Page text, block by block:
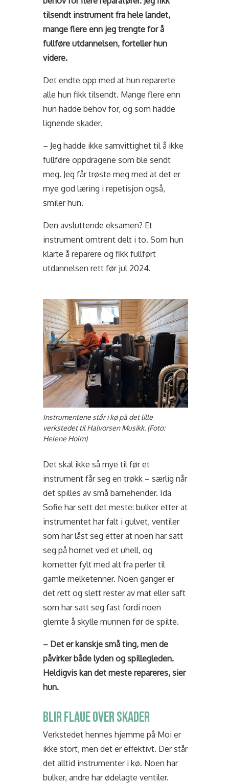
tilsendt instrument fra hele landet,
mange flere enn jeg trengte for å
fullføre utdannelsen, forteller hun
videre.
Det endte opp med at hun reparerte
alle hun fikk tilsendt. Mange flere enn
hun hadde behov for, og som hadde
lignende skader.
– Jeg hadde ikke samvittighet til å ikke
fullføre oppdragene som ble sendt
meg. Jeg får trøste meg med at det er
mye god læring i repetisjon også,
smiler hun.
Den avsluttende eksamen? Et
instrument omtrent delt i to. Som hun
klarte å reparere og fikk fullført
utdannelsen rett før jul 2024.
Instrumentene står i kø på det lille
verkstedet til Halvorsen Musikk. (Foto:
Helene Holm)
Det skal ikke så mye til før et
instrument får seg en trøkk – særlig når
det spilles av små barnehender. Ida
Sofie har sett det meste: bulker etter at
instrumentet har falt i gulvet, ventiler
som har låst seg etter at noen har satt
seg på hornet ved et uhell, og
kornetter fylt med alt fra perler til
gamle melketenner. Noen ganger er
det rett og slett rester av mat eller saft
som har satt seg fast fordi noen
glemte å skylle munnen før de spilte.
– Det er kanskje små ting, men de
påvirker både lyden og spillegleden.
Heldigvis kan det meste repareres, sier
hun.
BLIR FLAUE OVER SKADER
Verkstedet hennes hjemme på Moi er
ikke stort, men det er effektivt. Der står
det alltid instrumenter i kø. Noen har
bulker, andre har ødelagte ventiler.